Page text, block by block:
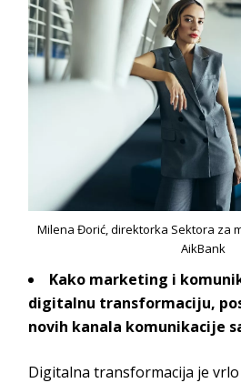
Milena Đorić, direktorka Sektora za
AikBank
Kako marketing i
digitalnu transformaciju,
novih kanala komunikacije
Digitalna transformacija je